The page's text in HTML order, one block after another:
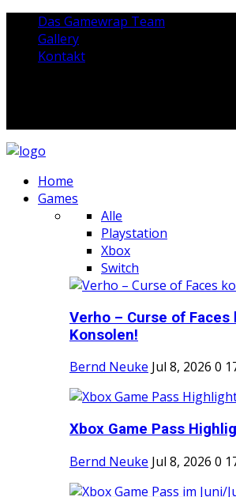
Das Gamewrap Team
Gallery
Kontakt
Home
Games
Alle
Playstation
Xbox
Switch
Verho – Curse of Faces
Konsolen!
Bernd Neuke Jul 8, 2026 0
Xbox Game Pass
Bernd Neuke Jul 8, 2026 0